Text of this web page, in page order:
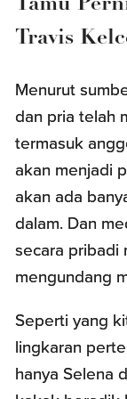
Tamu
Travis
Menurut
dan pria telah
termasuk
akan menjadi
akan ada
dalam. Dan
secara pribadi
mengundang
Seperti yang
lingkaran
hanya Selena